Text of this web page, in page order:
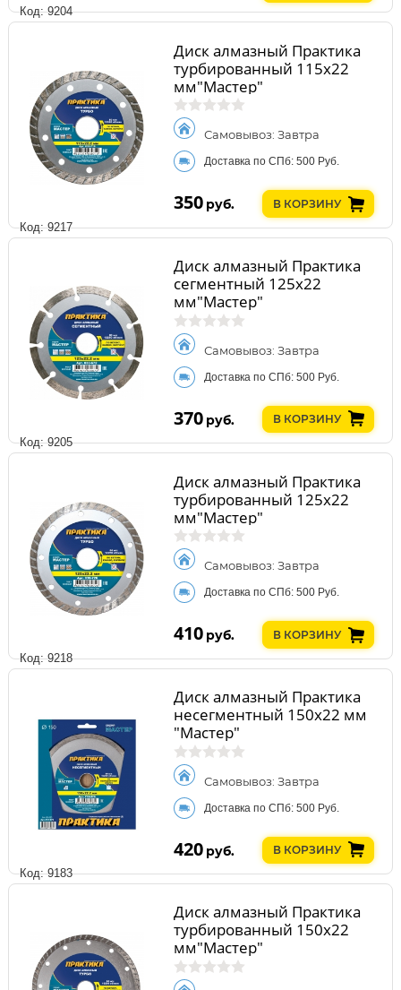
Код: 9204
Код: 9217
Диск алмазный Практика
турбированный 115х22
мм"Мастер"
Самовывоз: Завтра
Доставка по СПб: 500 Руб.
350 руб. В КОРЗИНУ
Код: 9205
Диск алмазный Практика
сегментный 125х22
мм"Мастер"
Самовывоз: Завтра
Доставка по СПб: 500 Руб.
370 руб. В КОРЗИНУ
Код: 9218
Диск алмазный Практика
турбированный 125х22
мм"Мастер"
Самовывоз: Завтра
Доставка по СПб: 500 Руб.
410 руб. В КОРЗИНУ
Код: 9183
Диск алмазный Практика
несегментный 150х22 мм
"Мастер"
Самовывоз: Завтра
Доставка по СПб: 500 Руб.
420 руб. В КОРЗИНУ
Диск алмазный Практика
турбированный 150х22
мм"Мастер"